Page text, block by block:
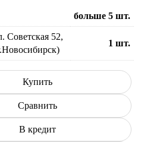
больше 5 шт.
Советская 52,
1 шт.
Купить
Сравнить
В кредит